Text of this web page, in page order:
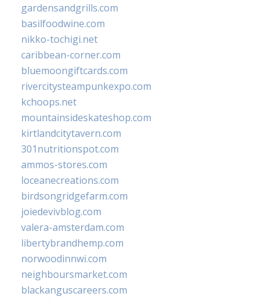
gardensandgrills.com
basilfoodwine.com
nikko-tochigi.net
caribbean-corner.com
bluemoongiftcards.com
rivercitysteampunkexpo.com
kchoops.net
mountainsideskateshop.com
kirtlandcitytavern.com
301nutritionspot.com
ammos-stores.com
loceanecreations.com
birdsongridgefarm.com
joiedevivblog.com
valera-amsterdam.com
libertybrandhemp.com
norwoodinnwi.com
neighboursmarket.com
blackanguscareers.com